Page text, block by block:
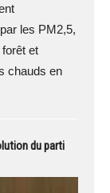
les PM2,5,
et
chauds en
du parti